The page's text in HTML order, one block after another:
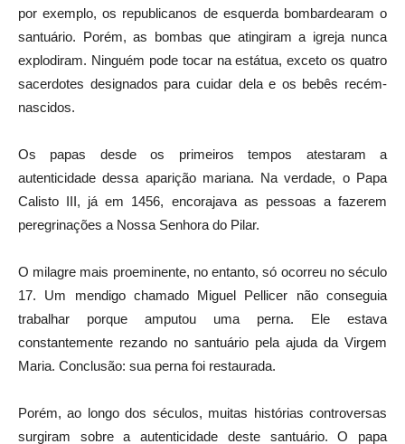
por exemplo, os republicanos de esquerda bombardearam o
santuário. Porém, as bombas que atingiram a igreja nunca
explodiram. Ninguém pode tocar na estátua, exceto os quatro
sacerdotes designados para cuidar dela e os bebês recém-
nascidos.
Os papas desde os primeiros tempos atestaram a
autenticidade dessa aparição mariana. Na verdade, o Papa
Calisto III, já em 1456, encorajava as pessoas a fazerem
peregrinações a Nossa Senhora do Pilar.
O milagre mais proeminente, no entanto, só ocorreu no século
17. Um mendigo chamado Miguel Pellicer não conseguia
trabalhar porque amputou uma perna. Ele estava
constantemente rezando no santuário pela ajuda da Virgem
Maria. Conclusão: sua perna foi restaurada.
Porém, ao longo dos séculos, muitas histórias controversas
surgiram sobre a autenticidade deste santuário. O papa